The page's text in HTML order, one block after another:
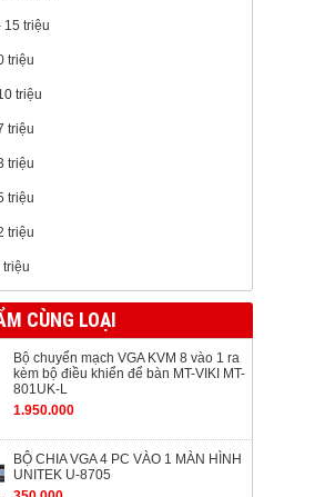
15 triệu
triệu
triệu
triệu
triệu
triệu
triệu
CÙNG LOẠI
Bộ chuyển mạch VGA KVM 8 vào 1 ra
kèm bộ điều khiển để bàn MT-VIKI MT-
801UK-L
1.950.000
BỘ CHIA VGA 4 PC VÀO 1 MÀN HÌNH
UNITEK U-8705